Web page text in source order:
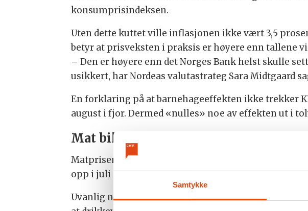
Samtykke
konsumprisindeksen.
Uten dette kuttet ville inflasjonen ikke vært 3,5
betyr at prisveksten i praksis er høyere enn tallene
– Den er høyere enn det Norges Bank helst skulle
usikkert, har Nordeas valutastrateg Sara Midtgaard
En forklaring på at barnehageeffekten ikke trekker
august i fjor. Dermed «nulles» noe av effekten ut i
Mat billigere – drikke og klær dyrere
Matprisene gikk ned med 2 prosent fra juli til
opp i juli og ned igjen i august. Dermed trekker
Uvanlig nok steg prisene på alkoholfrie drikkevarer